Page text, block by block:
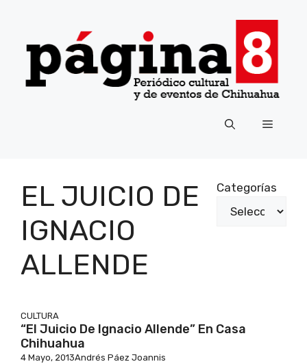
contenido
Menú
EL JUICIO DE
IGNACIO
ALLENDE
Categorías
CULTURA
“El Juicio De Ignacio Allende” En Casa
Chihuahua
4 Mayo, 2013Andrés Páez Joannis